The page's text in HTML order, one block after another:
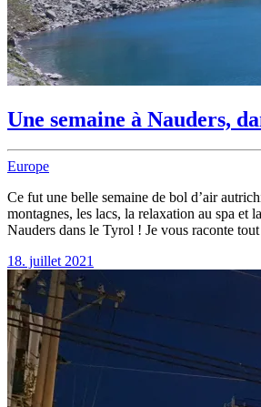
Une semaine à Nauders,
Europe
Ce fut une belle semaine de bol d’air
montagnes, les lacs, la relaxation au spa et
Nauders dans le Tyrol ! Je vous raconte tout
18. juillet 2021